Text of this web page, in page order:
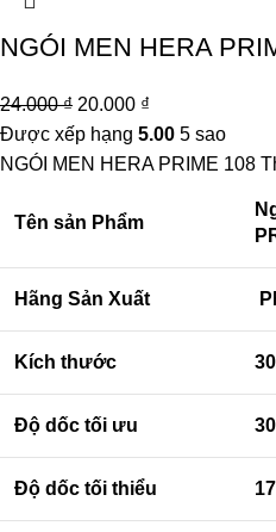
NGÓI MEN HERA
24.000₫ 20.000 ₫
Được xếp hạng 5.00 5 sao
NGÓI MEN HERA PRIME 108
Tên sản Phẩm
Hãng Sản Xuất
Kích thước
Độ dốc tối ưu
Độ dốc tối thiểu